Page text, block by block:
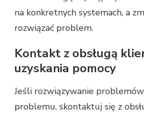
na konkretnych systemach, a
rozwiązać problem.
Kontakt z obsługą
uzyskania pomocy
Jeśli rozwiązywanie
problemu, skontaktuj się z